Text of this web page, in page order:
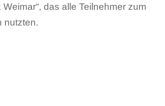
das alle Teilnehmer zum
nutzten.